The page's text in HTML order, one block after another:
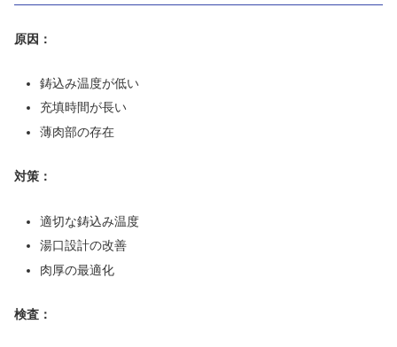
原因：
鋳込み温度が低い
充填時間が長い
薄肉部の存在
対策：
適切な鋳込み温度
湯口設計の改善
肉厚の最適化
検査：